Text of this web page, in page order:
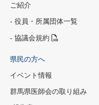
ご紹介
- 役員・所属団体一覧
- 協議会規約
県民の方へ
イベント情報
群馬県医師会の取り組み